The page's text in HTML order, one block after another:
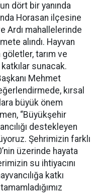
dört bir yanında
Horasan ilçesine
Ardı mahallelerinde
alındı. Hayvan
tarım ve
sunacak.
Mehmet
kırsal
büyük önem
“Büyükşehir
destekleyen
Şehrimizin farklı
üzerinde hayata
su ihtiyacını
katkı